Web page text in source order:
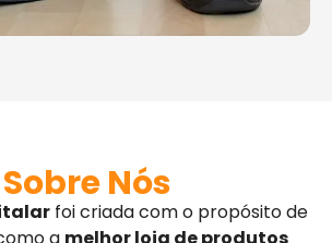
Sobre Nós
foi criada com o propósito de